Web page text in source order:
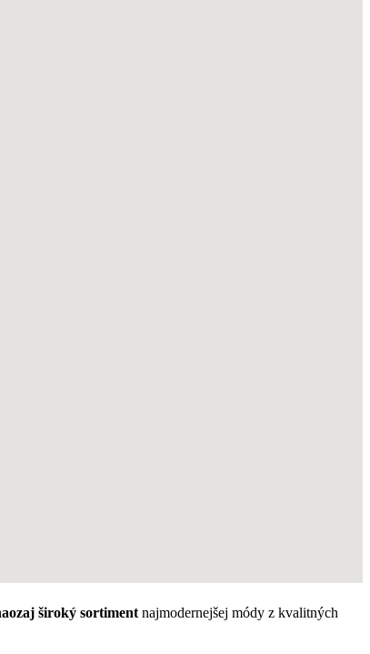
široký sortiment najmodernejšej módy z kvalitných